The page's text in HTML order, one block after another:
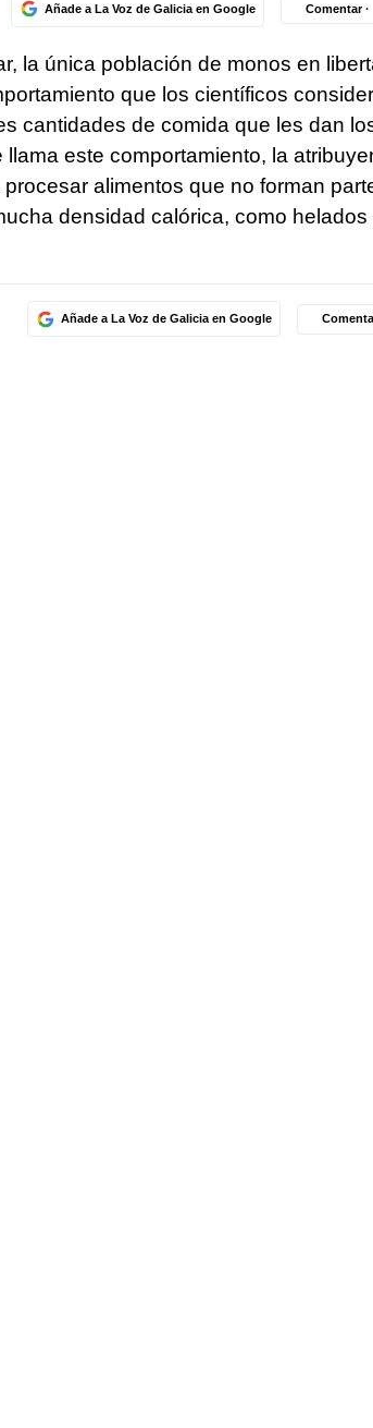
Añade a La Voz de Galicia en Google Comentar ·
la única población de monos en
que los científicos
cantidades de comida que les dan
este comportamiento, la
alimentos que no forman
densidad calórica, como helados
Añade a La Voz de Galicia en Google